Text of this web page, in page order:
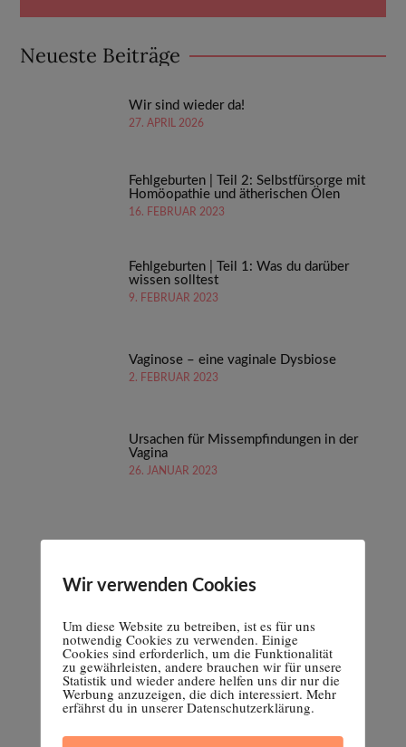
Neueste Beiträge
Wir sind wieder da!
27. APRIL 2026
Fehlgeburten | Teil 2: Selbstfürsorge mit
Homöopathie und ätherischen Ölen
16. FEBRUAR 2023
Fehlgeburten | Teil 1: Was du darüber
wissen solltest
9. FEBRUAR 2023
Vaginose – eine vaginale Dysbiose
2. FEBRUAR 2023
Ursachen für Missempfindungen in der
Vagina
26. JANUAR 2023
Wir verwenden Cookies
Um diese Website zu betreiben, ist es für uns
notwendig Cookies zu verwenden. Einige
Cookies sind erforderlich, um die Funktionalität
zu gewährleisten, andere brauchen wir für unsere
Statistik und wieder andere helfen uns dir nur die
Werbung anzuzeigen, die dich interessiert. Mehr
erfährst du in unserer Datenschutzerklärung.